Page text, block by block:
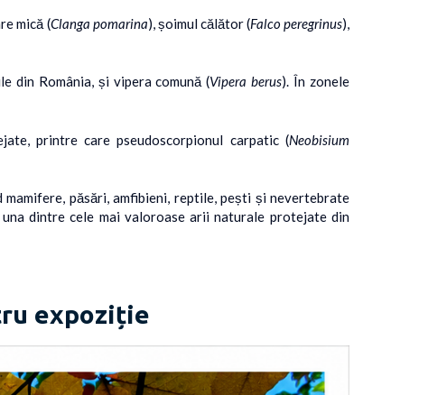
mică (Clanga pomarina), șoimul călător (Falco peregrinus),
din România, și vipera comună (Vipera berus). În zonele
printre care pseudoscorpionul carpatic (Neobisium
păsări, amfibieni, reptile, pești și nevertebrate
dintre cele mai valoroase arii naturale protejate din
expoziție